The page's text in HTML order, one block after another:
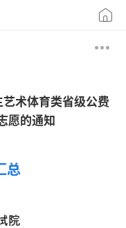
术体育类省级公费
愿的通知
总